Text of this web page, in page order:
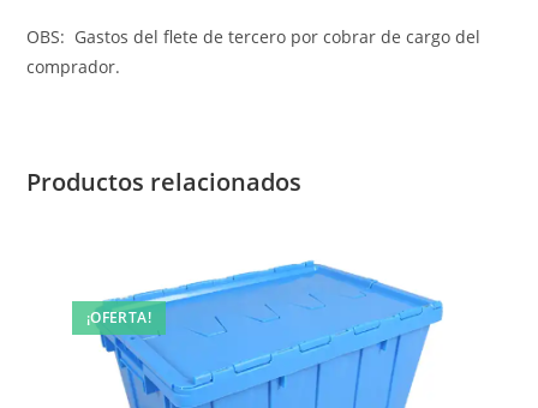
OBS: Gastos del flete de tercero por cobrar de cargo del
comprador.
Productos relacionados
¡OFERTA!